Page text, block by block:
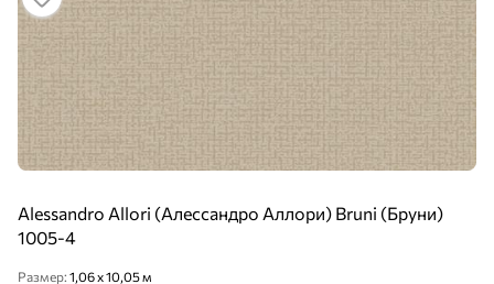
Alessandro Allori (Алессандро Аллори) Bruni (Бруни)
1005-4
Размер: 1,06 x 10,05 м